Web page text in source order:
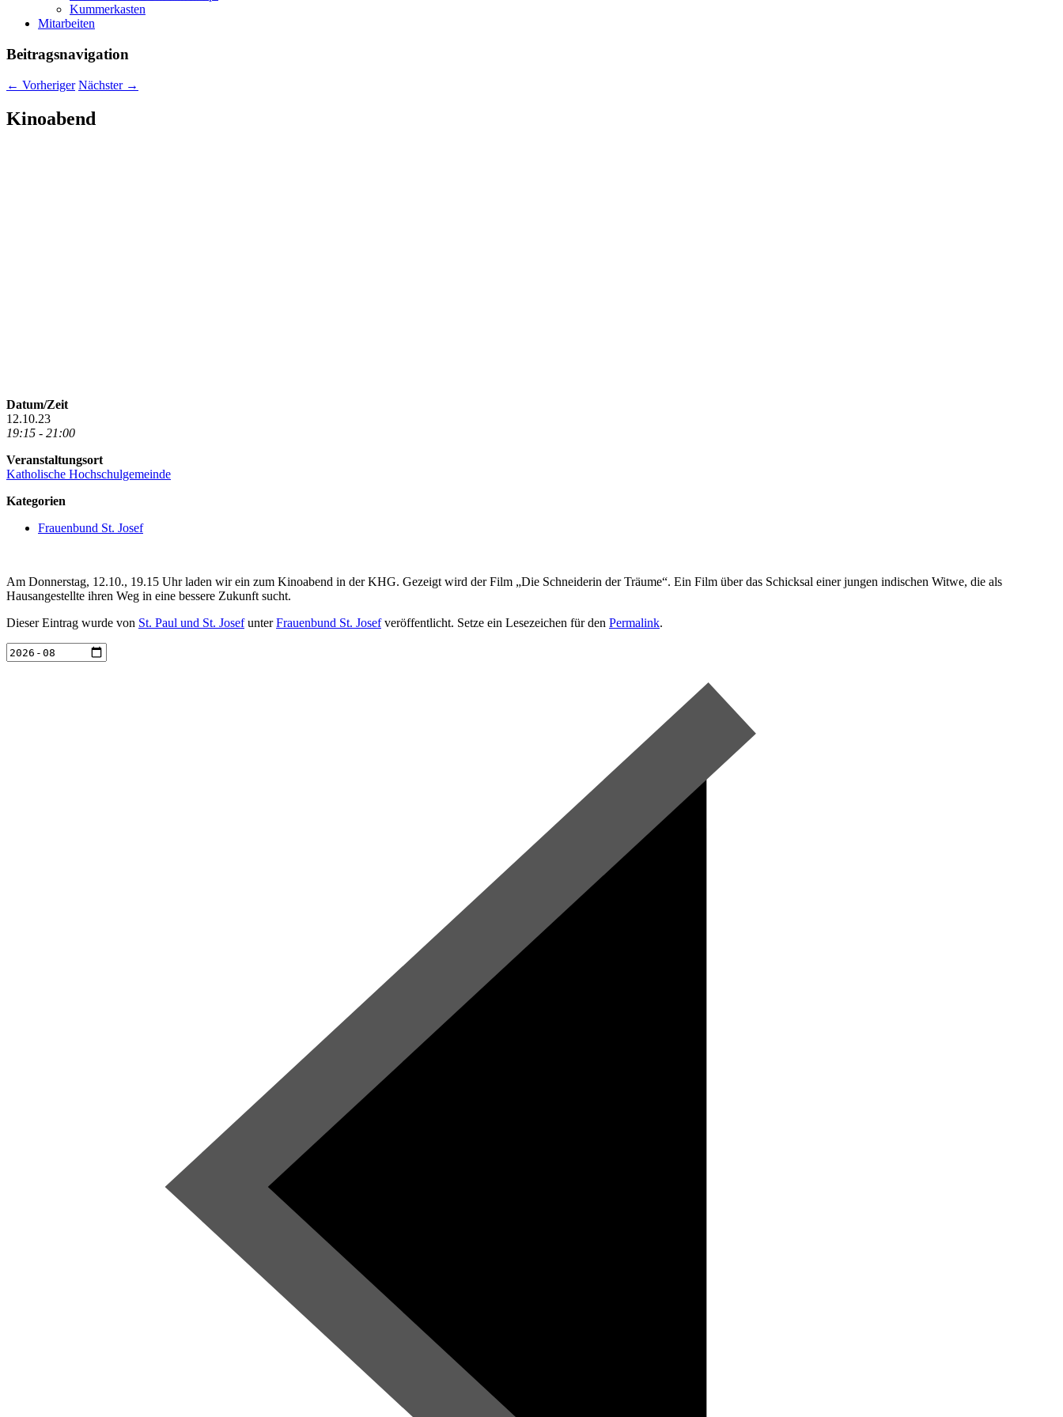
Kummerkasten
Mitarbeiten
Beitragsnavigation
← Vorheriger Nächster →
Kinoabend
Datum/Zeit
12.10.23
19:15 - 21:00
Veranstaltungsort
Katholische Hochschulgemeinde
Kategorien
Frauenbund St. Josef
Am Donnerstag, 12.10., 19.15 Uhr laden wir ein zum Kinoabend in der KHG. Gezeigt wird der Film „Die Schneiderin der Träume“. Ein Film über das Schicksal einer jungen indischen Witwe, die als
Hausangestellte ihren Weg in eine bessere Zukunft sucht.
Dieser Eintrag wurde von St. Paul und St. JosefunterFrauenbund St. Josefveröffentlicht. Setze ein Lesezeichen für den Permalink.